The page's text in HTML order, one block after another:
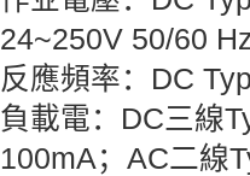
24~250V 50/60
反應頻率：DC
負載電：DC三線
100mA；AC二線